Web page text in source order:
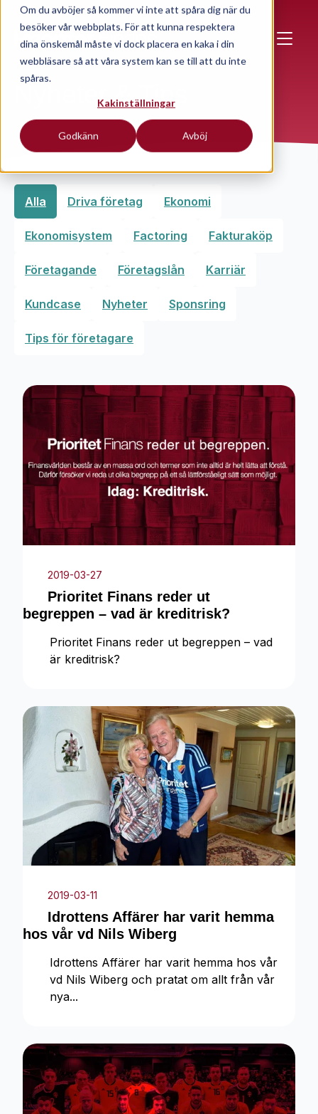
Om du avböjer så kommer vi inte att spåra dig när du
besöker vår webbplats. För att kunna respektera
dina önskemål måste vi dock placera en kaka i din
webbläsare så att våra system kan se till att du inte
spåras.
Kakinställningar
Godkänn Avböj
Skip to main content
Nyheter & Tips
Alla Driva företag Ekonomi
Ekonomisystem Factoring Fakturaköp
Företagande Företagslån Karriär
Kundcase Nyheter Sponsring
Tips för företagare
2019-03-27
Prioritet Finans reder ut
begreppen – vad är kreditrisk?
Prioritet Finans reder ut begreppen – vad
är kreditrisk?
2019-03-11
Idrottens Affärer har varit hemma
hos vår vd Nils Wiberg
Idrottens Affärer har varit hemma hos vår
vd Nils Wiberg och pratat om allt från vår
nya...